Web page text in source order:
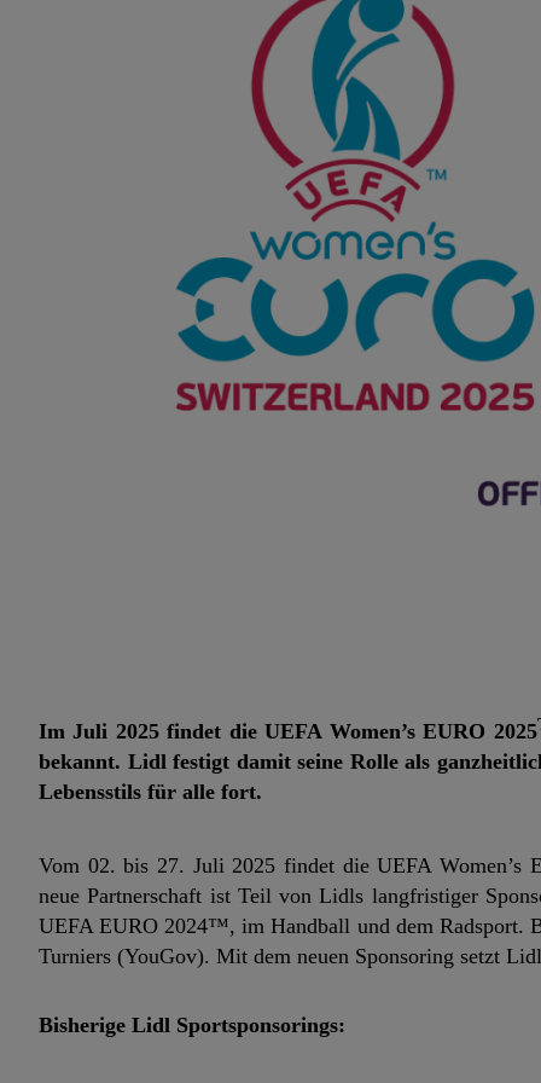
Im Juli 2025 findet die UEFA Women’s EURO 2025
bekannt. Lidl festigt damit seine Rolle als
Lebensstils für alle fort.
Vom 02. bis 27. Juli 2025 findet die UEFA Women’s
neue Partnerschaft ist Teil von Lidls langfristiger
UEFA EURO 2024™, im Handball und dem Radsport.
Turniers (YouGov). Mit dem neuen Sponsoring setzt
Bisherige Lidl Sportsponsorings: